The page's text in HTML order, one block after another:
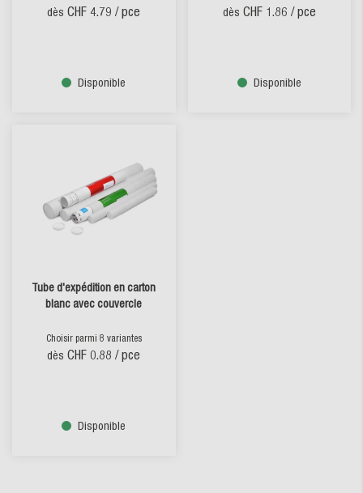
dès CHF 4.79 / pce
Disponible
dès CHF 1.86 / pce
Disponible
Tube d'expédition en carton
blanc avec couvercle
Choisir parmi 8 variantes
dès CHF 0.88 / pce
Disponible